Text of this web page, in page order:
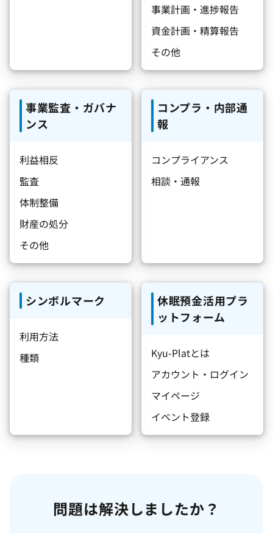
事業計画・進捗報告
資金計画・精算報告
その他
事業監査・ガバナ
ンス
利益相反
監査
体制整備
財産の処分
その他
コンプラ・内部通
報
コンプライアンス
相談・通報
シンボルマーク
利用方法
種類
休眠預金活用プラ
ットフォーム
Kyu-Platとは
アカウント・ログイン
マイページ
イベント登録
問題は解決しましたか？